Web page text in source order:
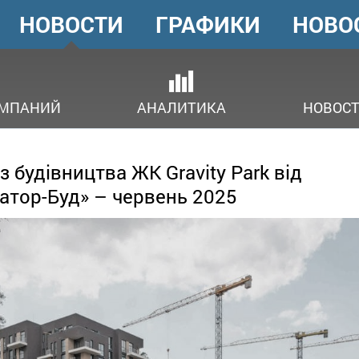
ГОЛОВНЕ
МЕНЮ
НОВОСТИ
АНАЛИТИКА
ГРАФИКИ
будівництва ЖК Gravity Park від
Буд» – червень 2025